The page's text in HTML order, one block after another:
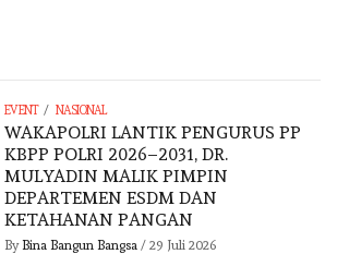
EVENT / NASIONAL
WAKAPOLRI LANTIK PENGURUS PP
KBPP POLRI 2026–2031, DR.
MULYADIN MALIK PIMPIN
DEPARTEMEN ESDM DAN
KETAHANAN PANGAN
By Bina Bangun Bangsa / 29 Juli 2026